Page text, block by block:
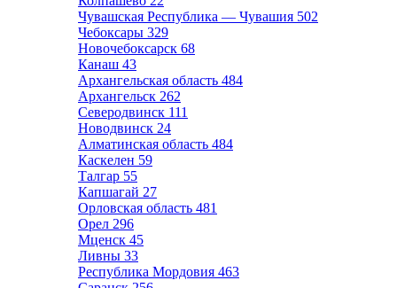
Чувашская Республика — Чувашия 502
Чебоксары 329
Новочебоксарск 68
Канаш 43
Архангельская область 484
Архангельск 262
Северодвинск 111
Новодвинск 24
Алматинская область 484
Каскелен 59
Талгар 55
Капшагай 27
Орловская область 481
Орел 296
Мценск 45
Ливны 33
Республика Мордовия 463